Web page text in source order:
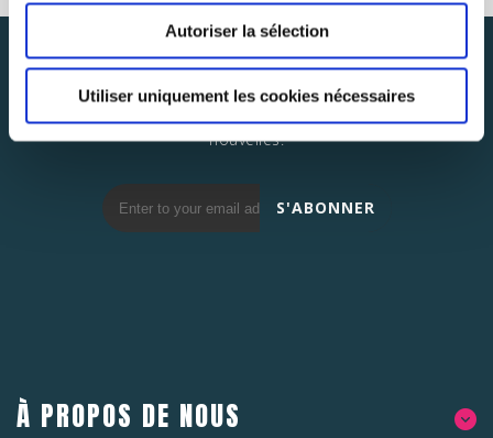
Autoriser la sélection
Utiliser uniquement les cookies nécessaires
S'ABONNER INFOLETTRE
Abonnez-vous pour rester au courant des dernières
nouvelles.
S'ABONNER
À PROPOS DE NOUS